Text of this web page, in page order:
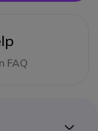
FAQ